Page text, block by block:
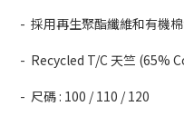
- 採用再生聚酯纖維和有機
- Recycled T/C 天竺 (65%
- 尺碼 : 100 / 110 / 120